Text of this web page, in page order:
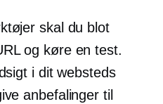
skal du blot
og køre en test.
i dit websteds
anbefalinger til